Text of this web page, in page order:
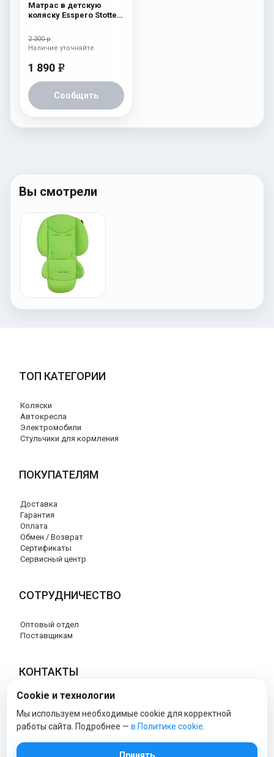
Матрас в детскую
коляску Esspero Stotte
2 300 р
1 890 e
Сообщить
Наличие уточняйте
Вы смотрели
ТОП КАТЕГОРИИ
Коляски
Автокресла
Электромобили
Стульчики для кормления
ПОКУПАТЕЛЯМ
Доставка
Гарантия
Оплата
Обмен / Возврат
Сертификаты
Сервисный центр
СОТРУДНИЧЕСТВО
Оптовый отдел
Поставщикам
КОНТАКТЫ
8 (800) 707-17-56
info@peg-perego-market.ru
Cookie и технологии
Мы используем необходимые cookie для корректной
работы сайта. Подробнее — в Политике cookie